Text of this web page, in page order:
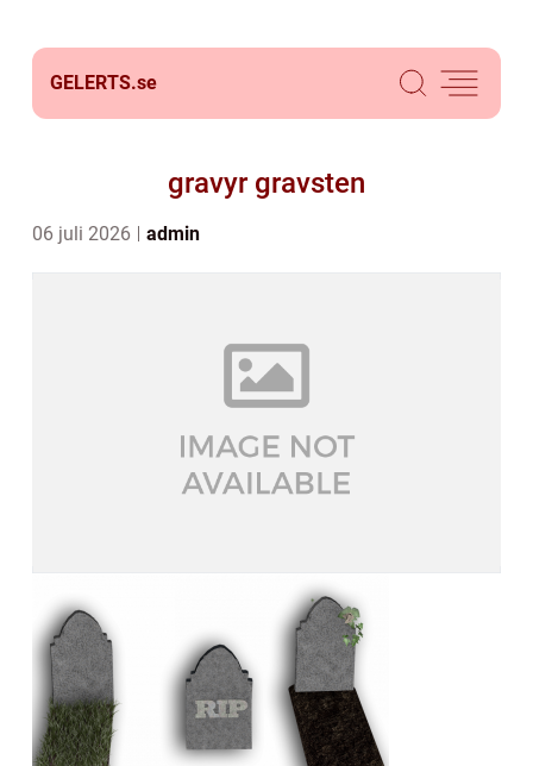
GELERTS.se
gravyr gravsten
06 juli 2026 admin